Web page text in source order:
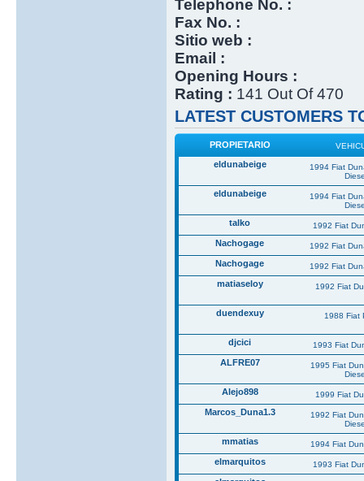
Telephone No. :
Fax No. :
Sitio web :
Email :
Opening Hours :
Rating : 141 Out Of 470
LATEST CUSTOMERS
PROPIETARIO
eldunabeige
1994 Fiat
eldunabeige
1994 Fiat
talko 1992 Fiat
Nachogage 1992 Fiat
Nachogage 1992 Fiat
matiaseloy 1992 Fiat
duendexuy 1988 Fiat
djcici 1993 Fiat
ALFRE07
1995 Fiat
Alejo898 1999 Fiat
Marcos_Duna1.3
1992 Fiat
mmatias 1994 Fiat
elmarquitos 1993 Fiat